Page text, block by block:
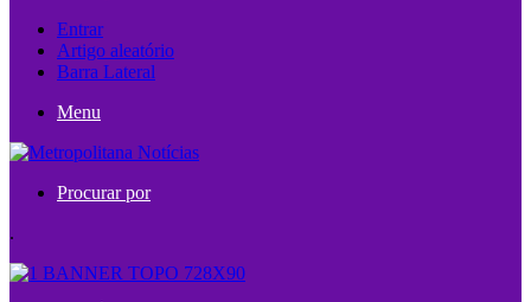
Entrar
Artigo aleatório
Barra Lateral
Menu
Procurar por
.